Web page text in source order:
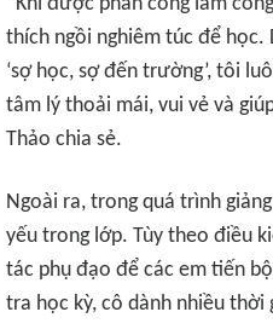
thích ngồi nghiêm túc để học.
‘sợ học, sợ đến trường’, tôi
tâm lý thoải mái, vui vẻ và
Thảo chia sẻ.
Ngoài ra, trong quá trình
yếu trong lớp. Tùy theo điều
tác phụ đạo để các em tiến
tra học kỳ, cô dành nhiều